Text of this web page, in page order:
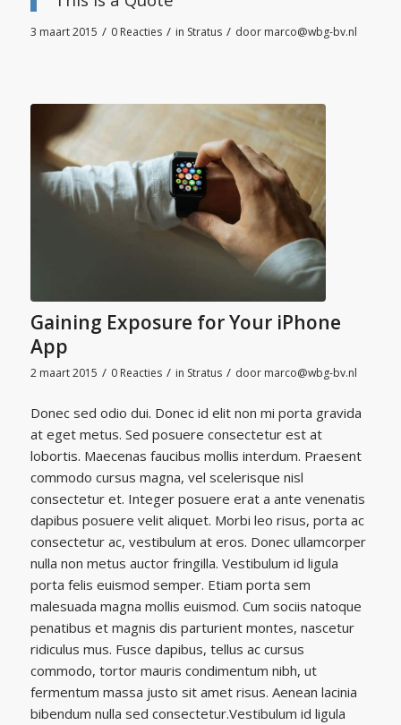
3 maart 2015 / 0 Reacties / in Stratus / door marco@wbg-bv.nl
Gaining Exposure for Your iPhone
App
2 maart 2015 / 0 Reacties / in Stratus / door marco@wbg-bv.nl
Donec sed odio dui. Donec id elit non mi porta gravida
at eget metus. Sed posuere consectetur est at
lobortis. Maecenas faucibus mollis interdum. Praesent
commodo cursus magna, vel scelerisque nisl
consectetur et. Integer posuere erat a ante venenatis
dapibus posuere velit aliquet. Morbi leo risus, porta ac
consectetur ac, vestibulum at eros. Donec ullamcorper
nulla non metus auctor fringilla. Vestibulum id ligula
porta felis euismod semper. Etiam porta sem
malesuada magna mollis euismod. Cum sociis natoque
penatibus et magnis dis parturient montes, nascetur
ridiculus mus. Fusce dapibus, tellus ac cursus
commodo, tortor mauris condimentum nibh, ut
fermentum massa justo sit amet risus. Aenean lacinia
bibendum nulla sed consectetur.Vestibulum id ligula